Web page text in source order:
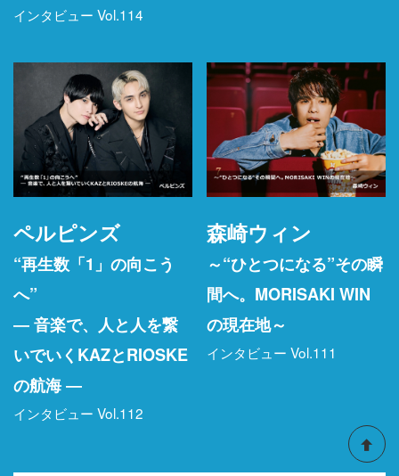
インタビュー Vol.114
ペルピンズ
“再生数「1」の向こう
へ”
― 音楽で、人と人を繋
いでいくKAZとRIOSKE
の航海 ―
インタビュー Vol.112
森崎ウィン
～“ひとつになる”その瞬
間へ。MORISAKI WIN
の現在地～
インタビュー Vol.111